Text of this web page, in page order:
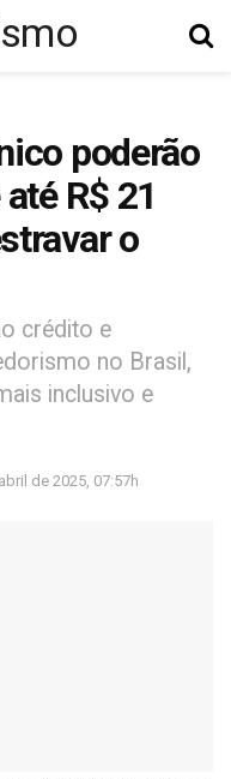
poderão
R$ 21
o
crédito e
no Brasil,
inclusivo e
de 2025, 07:57h